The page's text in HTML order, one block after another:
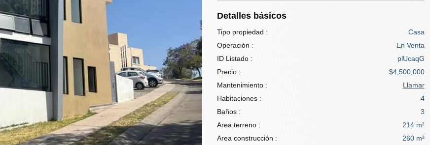
Detalles básicos
Tipo propiedad :
Casa
Operación :
En Venta
ID Listado :
plUcaqG
Precio :
$4,500,000
Mantenimiento :
Llamar
Habitaciones :
4
Baños :
3
Area terreno :
214 m²
Area construcción :
260 m²